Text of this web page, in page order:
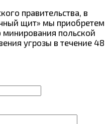
правительства, в
щит» мы приобретем
польской
угрозы в течение 48